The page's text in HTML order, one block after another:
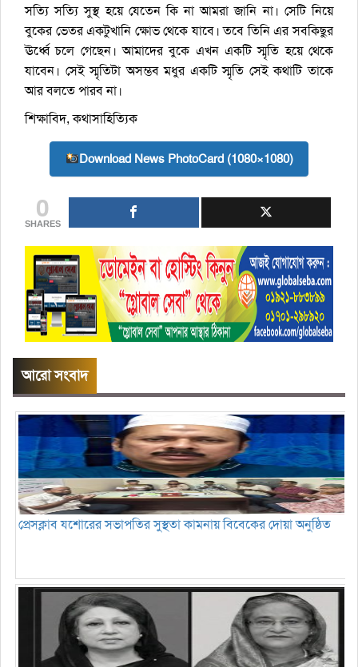
সত্যি সত্যি সুস্থ হয়ে যেতেন কি না আমরা জানি না। সেটি নিয়ে
বুকের ভেতর একটুখানি ক্ষোভ থেকে যাবে। তবে তিনি এর সবকিছুর
ঊর্ধ্বে চলে গেছেন। আমাদের বুকে এখন একটি স্মৃতি হয়ে থেকে
যাবেন। সেই স্মৃতিটা অসম্ভব মধুর একটি স্মৃতি সেই কথাটি তাকে
আর বলতে পারব না।
শিক্ষাবিদ, কথাসাহিত্যিক
Download News PhotoCard (1080×1080)
0
SHARES
আরো সংবাদ
প্রেসক্লাব যশোরের সভাপতির সুস্থতা কামনায় বিবেকের দোয়া অনুষ্ঠিত